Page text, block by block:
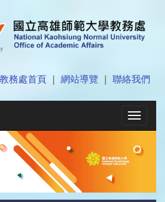
教務處首頁 網站導覽 聯絡我們
Toggle